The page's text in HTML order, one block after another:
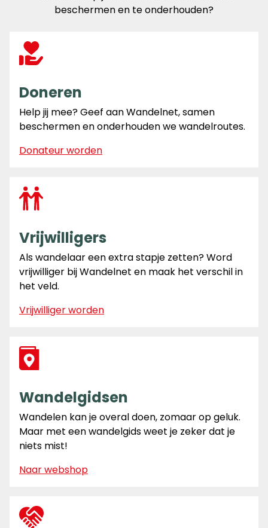
beschermen en te onderhouden?
Doneren
Help jij mee? Geef aan Wandelnet, samen
beschermen en onderhouden we wandelroutes.
Donateur worden
Vrijwilligers
Als wandelaar een extra stapje zetten? Word
vrijwilliger bij Wandelnet en maak het verschil in
het veld.
Vrijwilliger worden
Wandelgidsen
Wandelen kan je overal doen, zomaar op geluk.
Maar met een wandelgids weet je zeker dat je
niets mist!
Naar webshop